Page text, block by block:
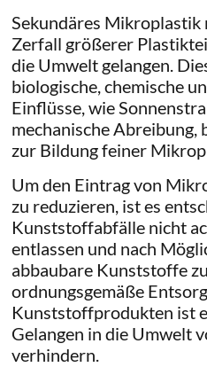
Sekundäres Mikroplastik
Zerfall größerer
die Umwelt gelangen.
biologische, chemische
Einflüsse, wie
mechanische
zur Bildung feiner
Um den Eintrag von
zu reduzieren, ist es
Kunststoffabfälle nicht
entlassen und nach
abbaubare Kunststoffe
ordnungsgemäße
Kunststoffprodukten ist
Gelangen in die Umwelt
verhindern.